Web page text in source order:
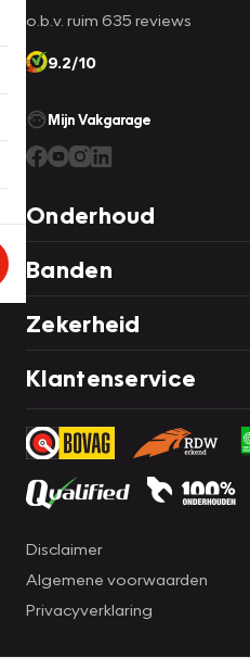
o.b.v. ruim 635 reviews
9.2/10
Mijn Vakgarage
Onderhoud
Banden
Zekerheid
Klantenservice
Disclaimer
Algemene voorwaarden
Privacyverklaring